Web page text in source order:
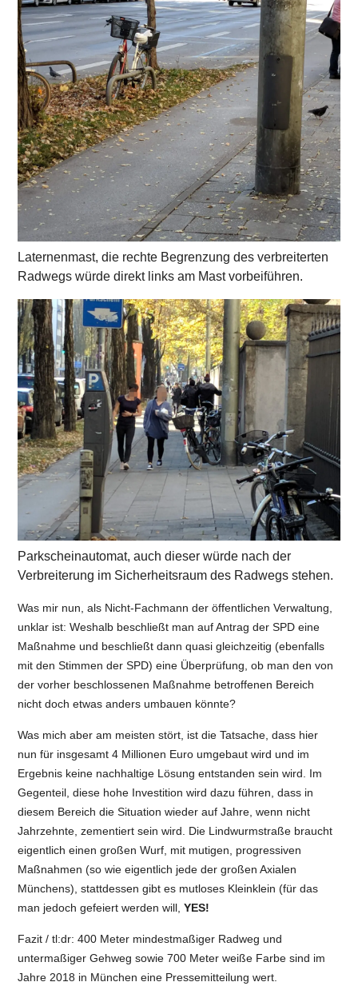
Laternenmast, die rechte Begrenzung des verbreiterten
Radwegs würde direkt links am Mast vorbeiführen.
Parkscheinautomat, auch dieser würde nach der
Verbreiterung im Sicherheitsraum des Radwegs stehen.
Was mir nun, als Nicht-Fachmann der öffentlichen Verwaltung,
unklar ist: Weshalb beschließt man auf Antrag der SPD eine
Maßnahme und beschließt dann quasi gleichzeitig (ebenfalls
mit den Stimmen der SPD) eine Überprüfung, ob man den von
der vorher beschlossenen Maßnahme betroffenen Bereich
nicht doch etwas anders umbauen könnte?
Was mich aber am meisten stört, ist die Tatsache, dass hier
nun für insgesamt 4 Millionen Euro umgebaut wird und im
Ergebnis keine nachhaltige Lösung entstanden sein wird. Im
Gegenteil, diese hohe Investition wird dazu führen, dass in
diesem Bereich die Situation wieder auf Jahre, wenn nicht
Jahrzehnte, zementiert sein wird. Die Lindwurmstraße braucht
eigentlich einen großen Wurf, mit mutigen, progressiven
Maßnahmen (so wie eigentlich jede der großen Axialen
Münchens), stattdessen gibt es mutloses Kleinklein (für das
man jedoch gefeiert werden will, YES!
Fazit / tl:dr: 400 Meter mindestmaßiger Radweg und
untermaßiger Gehweg sowie 700 Meter weiße Farbe sind im
Jahre 2018 in München eine Pressemitteilung wert.